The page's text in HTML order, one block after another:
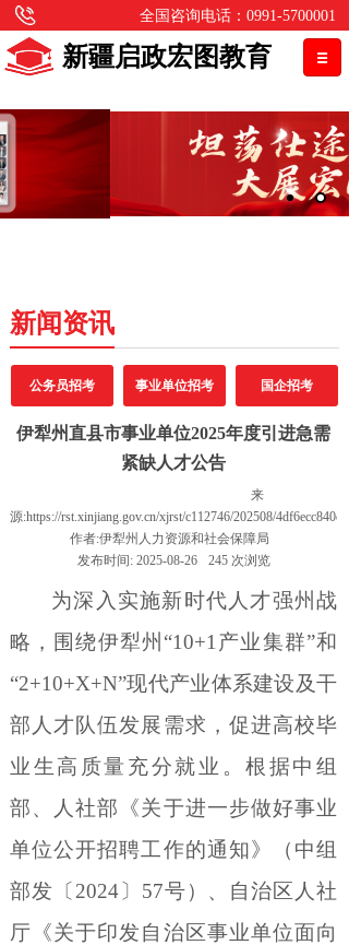
全国咨询电话：0991-5700001
新疆启政宏图教育
新闻资讯
国企招考
公务员招考 事业单位招考
伊犁州直县市事业单位2025年度引进急需
紧缺人才公告
来
源:https://rst.xinjiang.gov.cn/xjrst/c112746/202508/
作者:伊犁州人力资源和社会保障局
发布时间: 2025-08-26 245 次浏览
为深入实施新时代人才强州战
略，围绕伊犁州 “10+1 产业集群”和
“2+10+X+N”现代产业体系建设及干
部人才队伍发展需求，促进高校毕
业生高质量充分就业。根据中组
部、人社部《关于进一步做好事业
单位公开招聘工作的通知》（ 中组
部发〔 2024〕 57号）、 自治区 人社
厅《关于印发自治区事业单位面向